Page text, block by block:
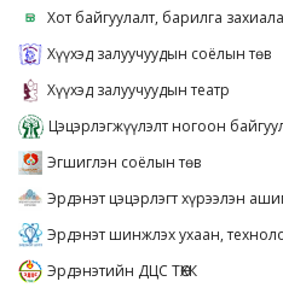
Хот байгуулалт, барилга
Хүүхэд залуучуудын соёлын төв
Хүүхэд залуучуудын театр
Цэцэрлэгжүүлэлт ногоон
Эгшиглэн соёлын төв
Эрдэнэт цэцэрлэгт хүрээлэн
Эрдэнэт шинжлэх ухаан,
Эрдэнэтийн ДЦС ТӨХК